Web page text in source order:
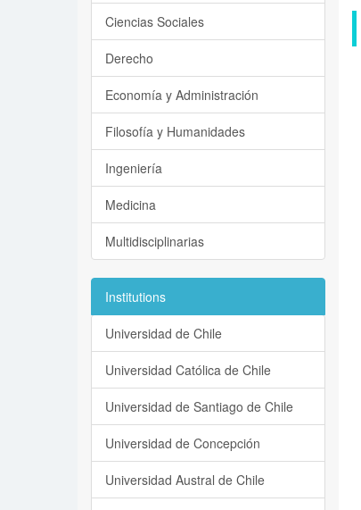
Ciencias Sociales
Derecho
Economía y Administración
Filosofía y Humanidades
Ingeniería
Medicina
Multidisciplinarias
Institutions
Universidad de Chile
Universidad Católica de Chile
Universidad de Santiago de Chile
Universidad de Concepción
Universidad Austral de Chile